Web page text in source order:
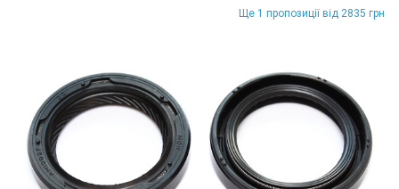
Ще 1 пропозиції від 2835 грн